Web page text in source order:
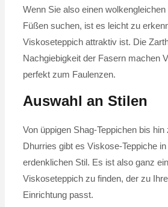
Wenn Sie also einen
Füßen suchen, ist es leicht zu
Viskoseteppich attraktiv ist. Die
Nachgiebigkeit der Fasern machen
perfekt zum Faulenzen.
Auswahl an Stilen
Von üppigen Shag-Teppichen bis
Dhurries gibt es Viskose-Teppiche
erdenklichen Stil. Es ist also ganz
Viskoseteppich zu finden, der zu
Einrichtung passt.